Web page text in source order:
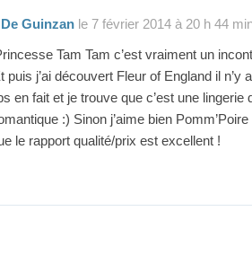
Guinzan le 7 février 2014 à 20 h 44
Tam Tam c’est vraiment un
puis j’ai découvert Fleur of England il n’y
en fait et je trouve que c’est une lingerie
:) Sinon j’aime bien
le rapport qualité/prix est excellent !